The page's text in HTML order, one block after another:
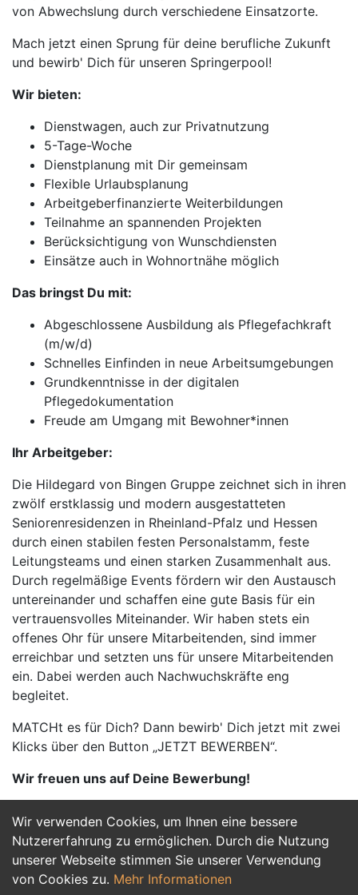
Wir verwenden Cookies, um Ihnen eine bessere
Nutzererfahrung zu ermöglichen. Durch die Nutzung
unserer Webseite stimmen Sie unserer Verwendung
von Cookies zu. Mehr Informationen
von Abwechslung durch verschiedene Einsatzorte.
Mach jetzt einen Sprung für deine berufliche Zukunft
und bewirb' Dich für unseren Springerpool!
Wir bieten:
Dienstwagen, auch zur Privatnutzung
5-Tage-Woche
Dienstplanung mit Dir gemeinsam
Flexible Urlaubsplanung
Arbeitgeberfinanzierte Weiterbildungen
Teilnahme an spannenden Projekten
Berücksichtigung von Wunschdiensten
Einsätze auch in Wohnortnähe möglich
Das bringst Du mit:
Abgeschlossene Ausbildung als Pflegefachkraft
(m/w/d)
Schnelles Einfinden in neue Arbeitsumgebungen
Grundkenntnisse in der digitalen
Pflegedokumentation
Freude am Umgang mit Bewohner*innen
Ihr Arbeitgeber:
Die Hildegard von Bingen Gruppe zeichnet sich in ihren
zwölf erstklassig und modern ausgestatteten
Seniorenresidenzen in Rheinland-Pfalz und Hessen
durch einen stabilen festen Personalstamm, feste
Leitungsteams und einen starken Zusammenhalt aus.
Durch regelmäßige Events fördern wir den Austausch
untereinander und schaffen eine gute Basis für ein
vertrauensvolles Miteinander. Wir haben stets ein
offenes Ohr für unsere Mitarbeitenden, sind immer
erreichbar und setzten uns für unsere Mitarbeitenden
ein. Dabei werden auch Nachwuchskräfte eng
begleitet.
MATCHt es für Dich? Dann bewirb' Dich jetzt mit zwei
Klicks über den Button „JETZT BEWERBEN“.
Wir freuen uns auf Deine Bewerbung!
Jetzt Bewerben